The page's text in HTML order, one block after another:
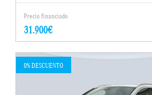
Precio financiado
31.900€
0% DESCUENTO